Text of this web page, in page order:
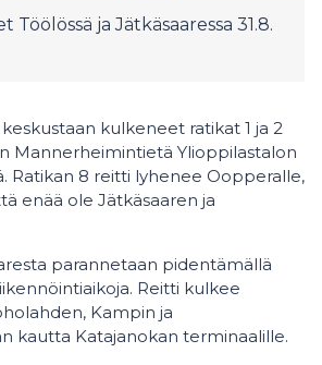
ja Jätkäsaaressa 31.8.
kulkeneet ratikat 1 ja 2
Mannerheimintietä Ylioppilastalon
Ratikan 8 reitti lyhenee Oopperalle,
enää ole Jätkäsaaren ja
parannetaan pidentämällä
Reitti kulkee
Kampin ja
kautta Katajanokan terminaalille.